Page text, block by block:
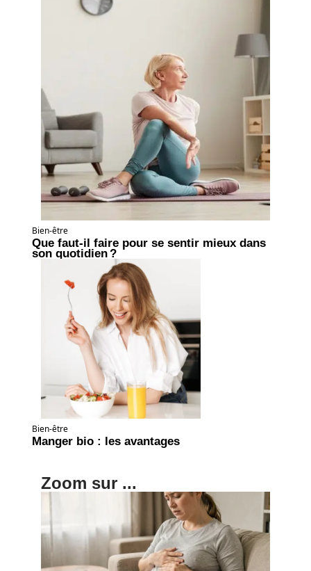
Bien-être
Que faut-il faire pour se sentir mieux dans
son quotidien ?
Bien-être
Manger bio : les avantages
Zoom sur ...